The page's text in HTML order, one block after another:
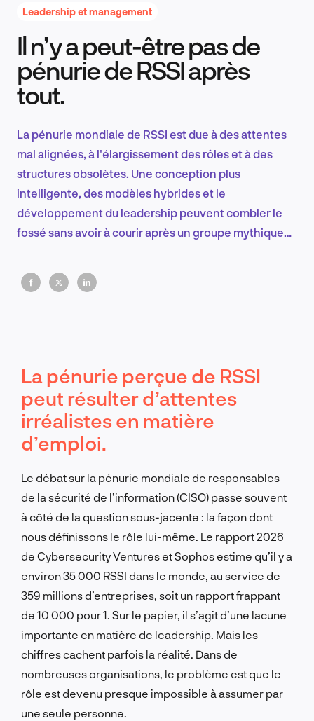
Recherche et conception produit
EN
Leadership et management
Il n’y a peut-être pas de
pénurie de RSSI après
tout.
La pénurie mondiale de RSSI est due à des attentes
mal alignées, à l'élargissement des rôles et à des
structures obsolètes. Une conception plus
intelligente, des modèles hybrides et le
développement du leadership peuvent combler le
fossé sans avoir à courir après un groupe mythique
La pénurie perçue de RSSI
peut résulter d’attentes
irréalistes en matière
d’emploi.
Le débat sur la pénurie mondiale de responsables
de la sécurité de l’information (CISO) passe souvent
à côté de la question sous-jacente : la façon dont
nous définissons le rôle lui-même. Le rapport 2026
de Cybersecurity Ventures et Sophos estime qu’il y a
environ 35 000 RSSI dans le monde, au service de
359 millions d’entreprises, soit un rapport frappant
de 10 000 pour 1. Sur le papier, il s’agit d’une lacune
importante en matière de leadership. Mais les
chiffres cachent parfois la réalité. Dans de
nombreuses organisations, le problème est que le
rôle est devenu presque impossible à assumer par
une seule personne.